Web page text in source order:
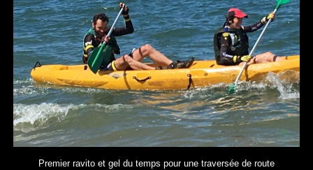
Premier ravito et gel du temps pour une traversée de route